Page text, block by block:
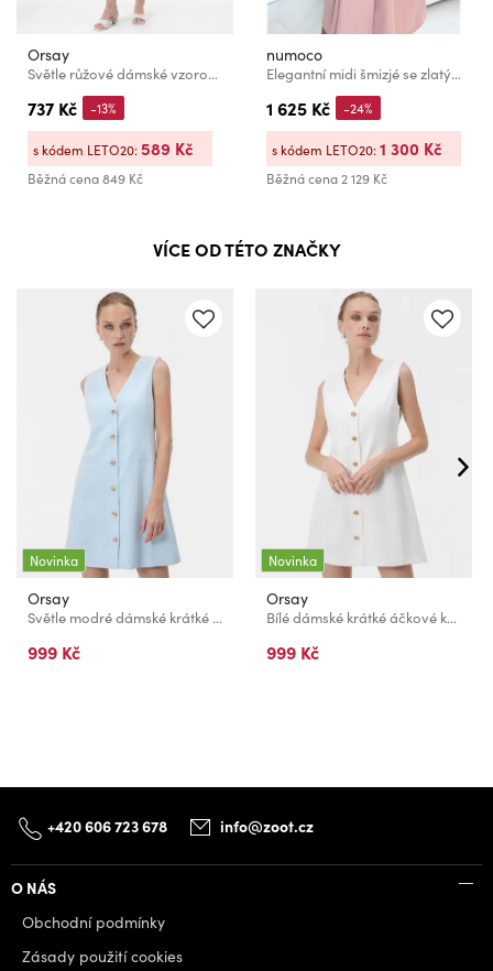
Orsay
Světle růžové dámské vzorované košilové šaty ke kolenům ORSAY
737 Kč
Běžná cena849 Kč
-13%
s kódem LETO20:589 Kč
numoco
Elegantní midi šmizjé se zlatými knoflíky a páskem - pudrová růžová
1 625 Kč
Běžná cena2 129 Kč
-24%
s kódem LETO20:1 300 Kč
VÍCE OD TÉTO ZNAČKY
Novinka
Orsay
Světle modré dámské krátké áčkové košilové šaty na ramínka ORSAY
999 Kč
Novinka
Orsay
Bílé dámské krátké áčkové košilové šaty na ramínka ORSAY
999 Kč
+420 606 723 678 info@zoot.cz
O NÁS
Obchodní podmínky
Zásady použití cookies